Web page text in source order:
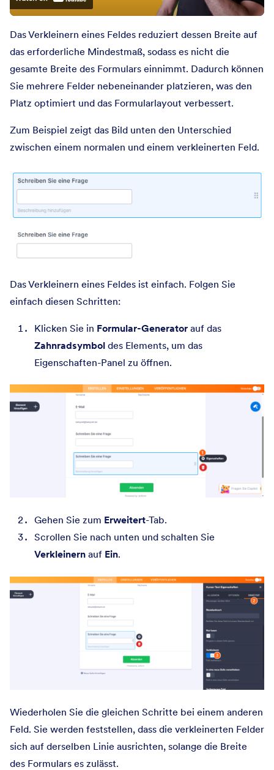
Das Verkleinern eines Feldes reduziert dessen Breite auf
das erforderliche Mindestmaß, sodass es nicht die
gesamte Breite des Formulars einnimmt. Dadurch können
Sie mehrere Felder nebeneinander platzieren, was den
Platz optimiert und das Formularlayout verbessert.
Zum Beispiel zeigt das Bild unten den Unterschied
zwischen einem normalen und einem verkleinerten Feld.
Das Verkleinern eines Feldes ist einfach. Folgen Sie
einfach diesen Schritten:
Klicken Sie in Formular-Generator auf das
Zahnradsymbol des Elements, um das
Eigenschaften-Panel zu öffnen.
Gehen Sie zum Erweitert-Tab.
Scrollen Sie nach unten und schalten Sie
Verkleinern auf Ein.
Wiederholen Sie die gleichen Schritte bei einem anderen
Feld. Sie werden feststellen, dass die verkleinerten Felder
sich auf derselben Linie ausrichten, solange die Breite
des Formulars es zulässt.